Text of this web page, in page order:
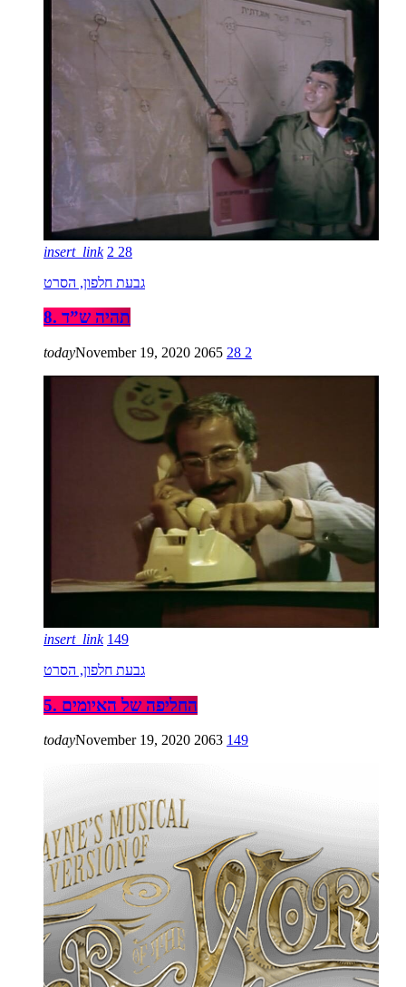
insert_link 2 28
גבעת חלפון, הסרט
8. תהיה ש”ד
todayNovember 19, 2020 2065 28 2
insert_link 149
גבעת חלפון, הסרט
5. החליפה של האיומים
todayNovember 19, 2020 2063 149